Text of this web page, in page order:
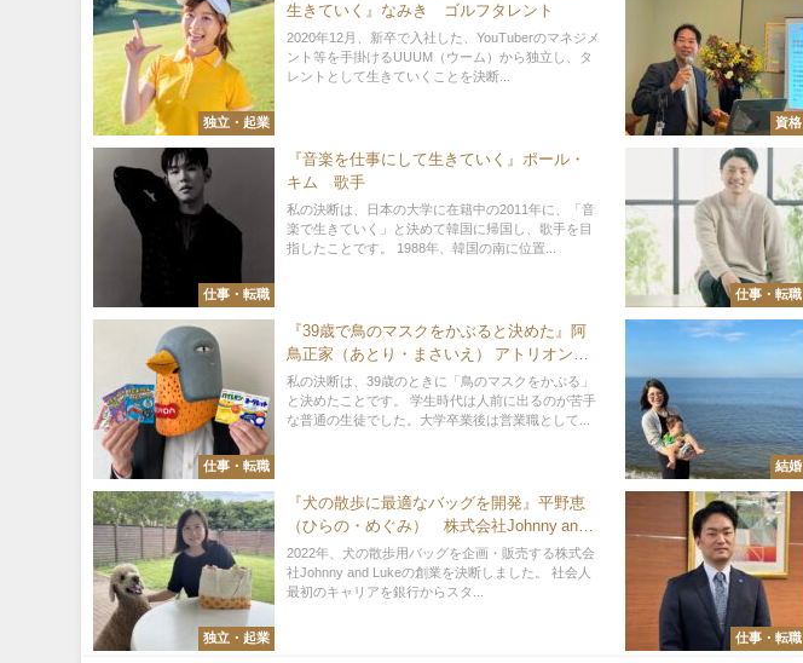
独立・起業
生きていく』なみき ゴルフタレント
2020年12月、新卒で入社した、YouTuberのマネジメ
ント等を手掛けるUUUM（ウーム）から独立し、タ
レントとして生きていくことを決断...
資格
仕事・転職
『音楽を仕事にして生きていく』ポール・
キム 歌手
私の決断は、日本の大学に在籍中の2011年に、「音
楽で生きていく」と決めて韓国に帰国し、歌手を目
指したことです。 1988年、韓国の南に位置...
仕事・転職
仕事・転職
『39歳で鳥のマスクをかぶると決めた』阿
鳥正家（あとり・まさいえ） アトリオン製
菓株式会社
私の決断は、39歳のときに「鳥のマスクをかぶる」
と決めたことです。 学生時代は人前に出るのが苦手
な普通の生徒でした。大学卒業後は営業職として...
結婚
独立・起業
『犬の散歩に最適なバッグを開発』平野恵
（ひらの・めぐみ） 株式会社Johnny and
Luke 代表取締役
2022年、犬の散歩用バッグを企画・販売する株式会
社Johnny and Lukeの創業を決断しました。 社会人
最初のキャリアを銀行からスタ...
仕事・転職